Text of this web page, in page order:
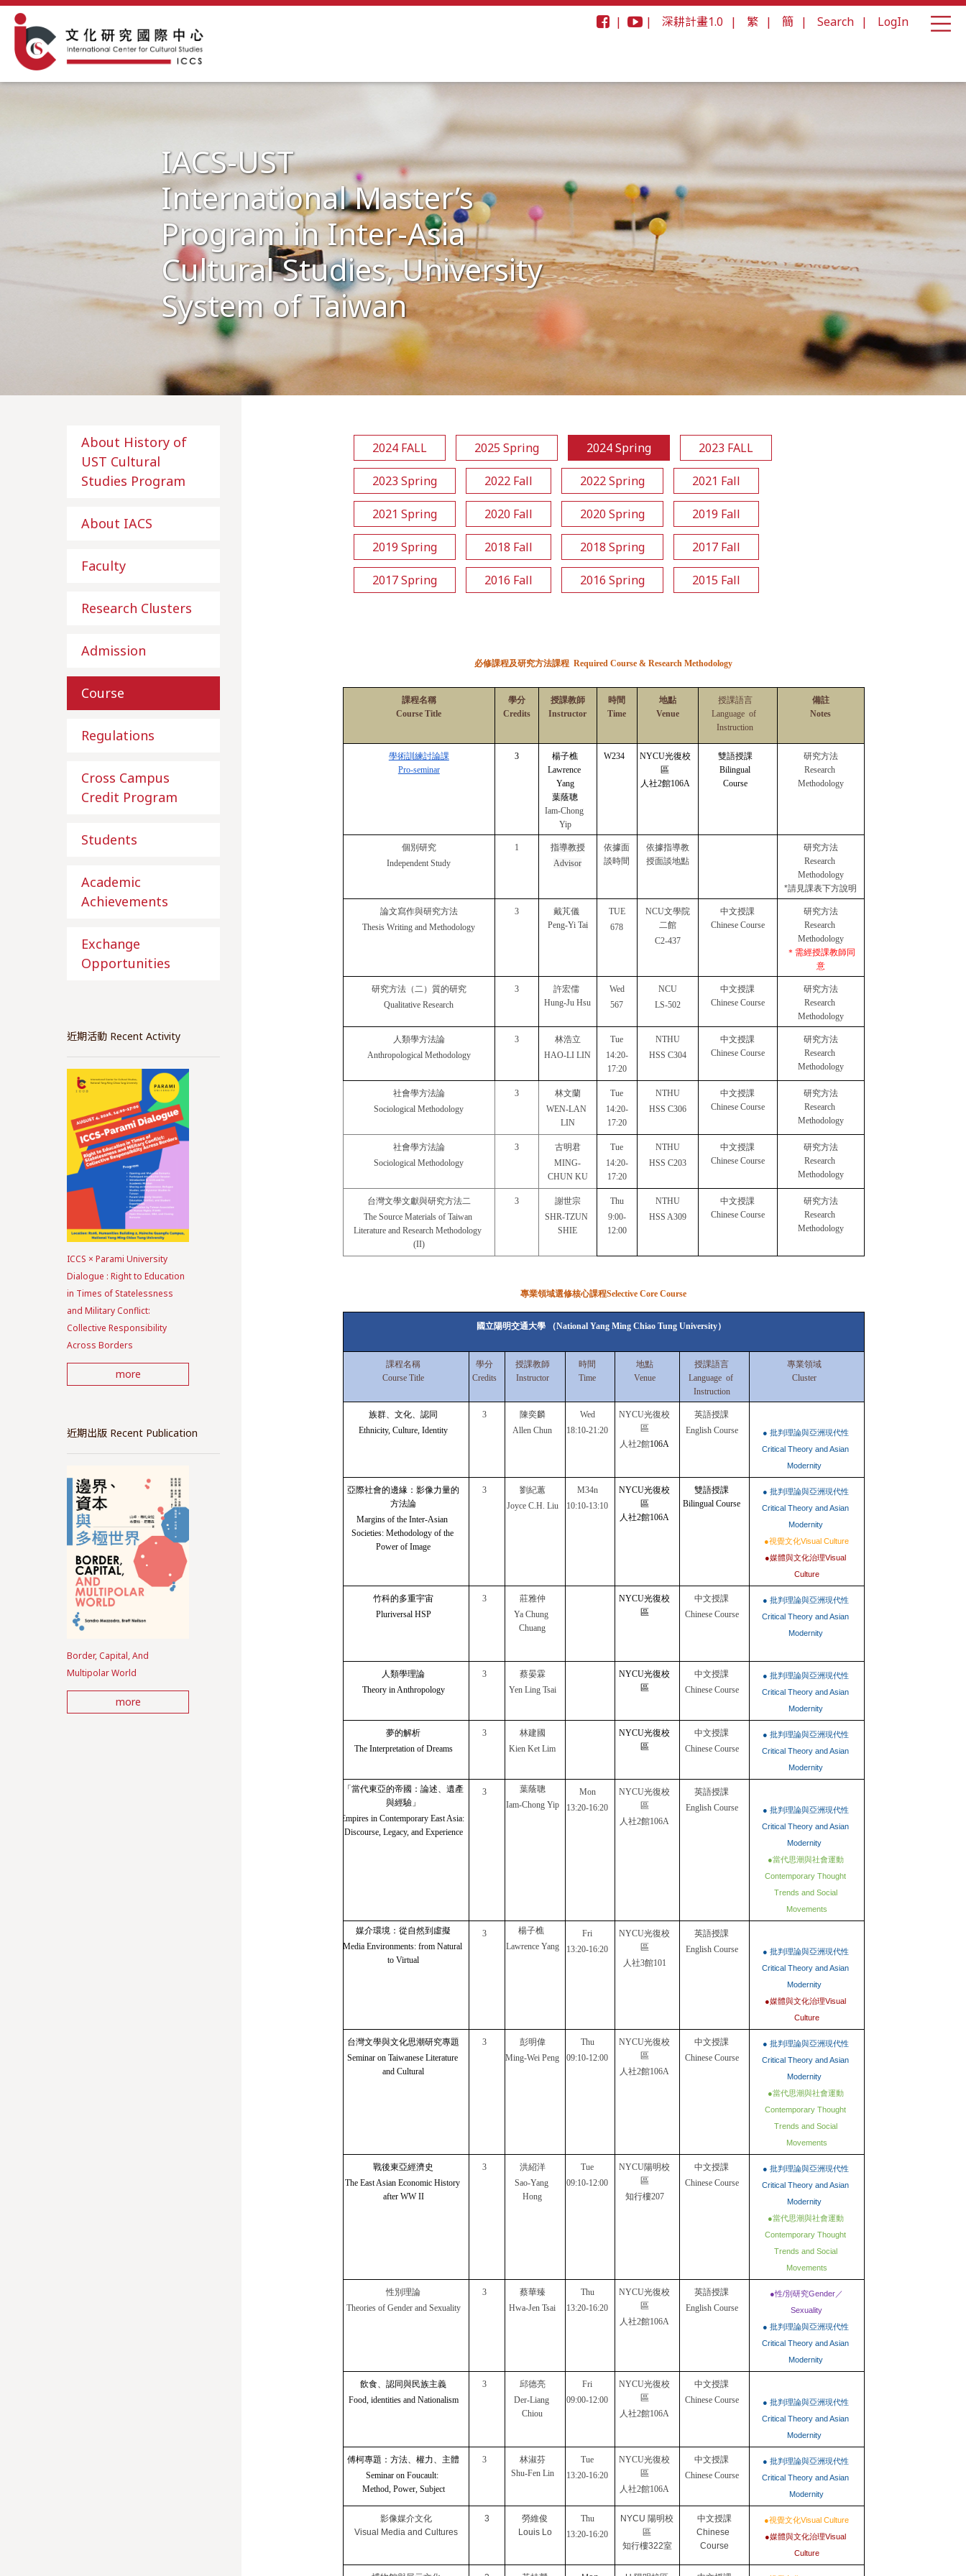
| | 深耕計畫1.0 | 繁 | 簡 | Search | LogIn
IACS-UST
International Master’s
Program in Inter-Asia
Cultural Studies, University
System of Taiwan
About History of
UST Cultural
Studies Program
About IACS
Faculty
Research Clusters
Admission
Course
Regulations
Cross Campus
Credit Program
Students
Academic
Achievements
Exchange
Opportunities
近期活動 Recent Activity
ICCS × Parami University
Dialogue : Right to Education
in Times of Statelessness
and Military Conflict:
Collective Responsibility
Across Borders
more
近期出版 Recent Publication
Border, Capital, And
Multipolar World
more
2024 FALL 2025 Spring 2024 Spring 2023 FALL
2023 Spring 2022 Fall 2022 Spring 2021 Fall
2021 Spring 2020 Fall 2020 Spring 2019 Fall
2019 Spring 2018 Fall 2018 Spring 2017 Fall
2017 Spring 2016 Fall 2016 Spring 2015 Fall
必修課程及研究方法課程 Required Course & Research Methodology
課程名稱
Course Title
學分
Credits
授課教師
Instructor
時間
Time
地點
Venue
授課語言
Language  of
Instruction
備註
Notes
學術訓練討論課
Pro-seminar
3
楊子樵
Lawrence
Yang
葉蔭聰
Iam-Chong
Yip
W234
NYCU光復校
區
人社2館106A
雙語授課
Bilingual
Course
研究方法
Research
Methodology
個別研究
Independent Study
1
指導教授
Advisor
依據面
談時間
依據指導教
授面談地點
研究方法
Research
Methodology
*請見課表下方說明
論文寫作與研究方法
Thesis Writing and Methodology
3
戴芃儀
Peng-Yi Tai
TUE
678
NCU文學院
二館
C2-437
中文授課
Chinese Course
研究方法
Research
Methodology
＊需經授課教師同
意
研究方法（二）質的研究
Qualitative Research
3
許宏儒
Hung-Ju Hsu
Wed
567
NCU
LS-502
中文授課
Chinese Course
研究方法
Research
Methodology
人類學方法論
Anthropological Methodology
3
林浩立
HAO-LI LIN
Tue
14:20-
17:20
NTHU
HSS C304
中文授課
Chinese Course
研究方法
Research
Methodology
社會學方法論
Sociological Methodology
3
林文蘭
WEN-LAN
LIN
Tue
14:20-
17:20
NTHU
HSS C306
中文授課
Chinese Course
研究方法
Research
Methodology
社會學方法論
Sociological Methodology
3
古明君
MING-
CHUN KU
Tue
14:20-
17:20
NTHU
HSS C203
中文授課
Chinese Course
研究方法
Research
Methodology
台灣文學文獻與研究方法二
The Source Materials of Taiwan
Literature and Research Methodology
(II)
3
謝世宗
SHR-TZUN
SHIE
Thu
9:00-
12:00
NTHU
HSS A309
中文授課
Chinese Course
研究方法
Research
Methodology
專業領域選修核心課程Selective Core Course
國立陽明交通大學 （National Yang Ming Chiao Tung University）
課程名稱
Course Title
學分
Credits
授課教師
Instructor
時間
Time
地點
Venue
授課語言
Language  of
Instruction
專業領域
Cluster
族群、文化、認同
Ethnicity, Culture, Identity
3
陳奕麟
Allen Chun
Wed
18:10-21:20
NYCU光復校
區
人社2館106A
英語授課
English Course
● 批判理論與亞洲現代性
Critical Theory and Asian
Modernity
亞際社會的邊緣：影像力量的
方法論
Margins of the Inter-Asian
Societies: Methodology of the
Power of Image
3
劉紀蕙
Joyce C.H. Liu
M34n
10:10-13:10
NYCU光復校
區
人社2館106A
雙語授課
Bilingual Course
● 批判理論與亞洲現代性
Critical Theory and Asian
Modernity
●視覺文化Visual Culture
●媒體與文化治理Visual
Culture
竹科的多重宇宙
Pluriversal HSP
3
莊雅仲
Ya Chung
Chuang
NYCU光復校
區
中文授課
Chinese Course
● 批判理論與亞洲現代性
Critical Theory and Asian
Modernity
人類學理論
Theory in Anthropology
3
蔡晏霖
Yen Ling Tsai
NYCU光復校
區
中文授課
Chinese Course
● 批判理論與亞洲現代性
Critical Theory and Asian
Modernity
夢的解析
The Interpretation of Dreams
3
林建國
Kien Ket Lim
NYCU光復校
區
中文授課
Chinese Course
● 批判理論與亞洲現代性
Critical Theory and Asian
Modernity
「當代東亞的帝國：論述、遺產
與經驗」
Empires in Contemporary East Asia:
Discourse, Legacy, and Experience
3
葉蔭聰
Iam-Chong Yip
Mon
13:20-16:20
NYCU光復校
區
人社2館106A
英語授課
English Course
● 批判理論與亞洲現代性
Critical Theory and Asian
Modernity
●當代思潮與社會運動
Contemporary Thought
Trends and Social
Movements
媒介環境：從自然到虛擬
Media Environments: from Natural
to Virtual
3
楊子樵
Lawrence Yang
Fri
13:20-16:20
NYCU光復校
區
人社3館101
英語授課
English Course
● 批判理論與亞洲現代性
Critical Theory and Asian
Modernity
●媒體與文化治理Visual
Culture
台灣文學與文化思潮研究專題
Seminar on Taiwanese Literature
and Cultural
3
彭明偉
Ming-Wei Peng
Thu
09:10-12:00
NYCU光復校
區
人社2館106A
中文授課
Chinese Course
● 批判理論與亞洲現代性
Critical Theory and Asian
Modernity
●當代思潮與社會運動
Contemporary Thought
Trends and Social
Movements
戰後東亞經濟史
The East Asian Economic History
after WW II
3
洪紹洋
Sao-Yang
Hong
Tue
09:10-12:00
NYCU陽明校
區
知行樓207
中文授課
Chinese Course
● 批判理論與亞洲現代性
Critical Theory and Asian
Modernity
●當代思潮與社會運動
Contemporary Thought
Trends and Social
Movements
性別理論
Theories of Gender and Sexuality
3
蔡華臻
Hwa-Jen Tsai
Thu
13:20-16:20
NYCU光復校
區
人社2館106A
英語授課
English Course
●性/別研究Gender／
Sexuality
● 批判理論與亞洲現代性
Critical Theory and Asian
Modernity
飲食、認同與民族主義
Food, identities and Nationalism
3
邱德亮
Der-Liang
Chiou
Fri
09:00-12:00
NYCU光復校
區
人社2館106A
中文授課
Chinese Course
● 批判理論與亞洲現代性
Critical Theory and Asian
Modernity
傅柯專題：方法、權力、主體
Seminar on Foucault:
Method, Power, Subject
3
林淑芬
Shu-Fen Lin
Tue
13:20-16:20
NYCU光復校
區
人社2館106A
中文授課
Chinese Course
● 批判理論與亞洲現代性
Critical Theory and Asian
Modernity
影像媒介文化
Visual Media and Cultures
3
勞維俊
Louis Lo
Thu
13:20-16:20
NYCU 陽明校
區
知行樓322室
中文授課
Chinese
Course
●視覺文化Visual Culture
●媒體與文化治理Visual
Culture